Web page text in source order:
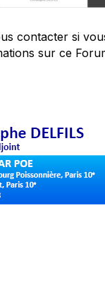
contacter si
sur ce